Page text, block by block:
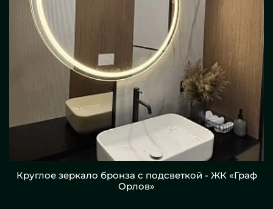
Круглое зеркало бронза с подсветкой - ЖК «Граф
Орлов»